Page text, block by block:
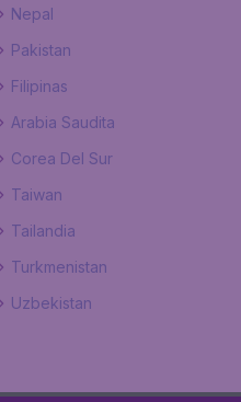
Nepal
Pakistan
Filipinas
Arabia Saudita
Corea Del Sur
Taiwan
Tailandia
Turkmenistan
Uzbekistan